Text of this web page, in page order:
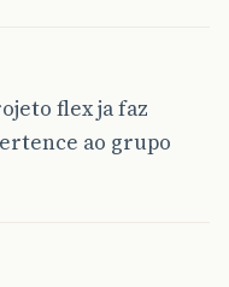
flex ja faz
ao grupo